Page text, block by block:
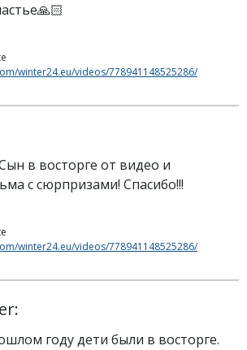
winter24.eu/videos/778941148525286/
в восторге от видео и
с сюрпризами! Спасибо!!!
winter24.eu/videos/778941148525286/
году дети были в восторге.